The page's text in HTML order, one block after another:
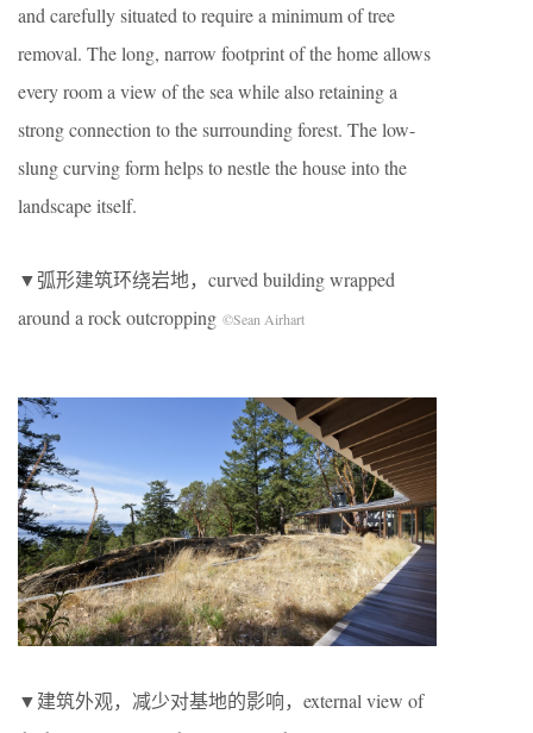
and carefully situated to require a minimum of tree
removal. The long, narrow footprint of the home allows
every room a view of the sea while also retaining a
strong connection to the surrounding forest. The low-
slung curving form helps to nestle the house into the
landscape itself.
▼弧形建筑环绕岩地，curved building wrapped
around a rock outcropping ©Sean Airhart
▼建筑外观，减少对基地的影响，external view of